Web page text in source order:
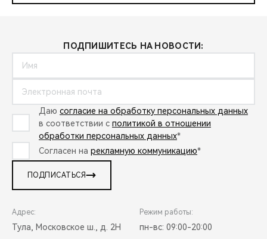
ПОДПИШИТЕСЬ НА НОВОСТИ:
Даю согласие на обработку персональных данных
в соответствии с политикой в отношении
обработки персональных данных*
Согласен на рекламную коммуникацию*
ПОДПИСАТЬСЯ
Адрес:
Тула, Московское ш., д. 2Н
Режим работы:
пн-вс: 09:00-20:00